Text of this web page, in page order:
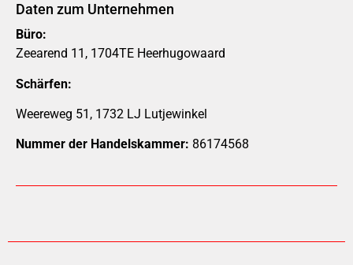
Daten zum Unternehmen
Büro:
Zeearend 11, 1704TE Heerhugowaard
Schärfen:
Weereweg 51, 1732 LJ Lutjewinkel
Nummer der Handelskammer: 86174568